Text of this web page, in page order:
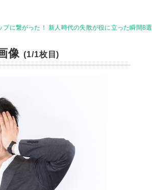
プに繋がった！ 新人時代の失敗が役に立った瞬間8選
像(1/1枚目)